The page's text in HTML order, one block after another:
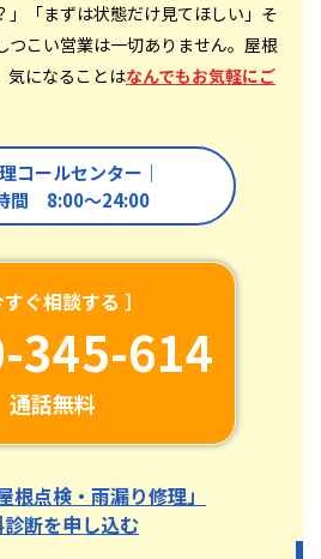
」「まずは状態だけ見てほしい」そ
つこい営業は一切ありません。屋根
気になることはなんでもお気軽にご
コールセンター｜
間 8:00〜24:00
すぐ相談する ］
345-614
通話無料
根点検・雨漏り修理」
断を申し込む